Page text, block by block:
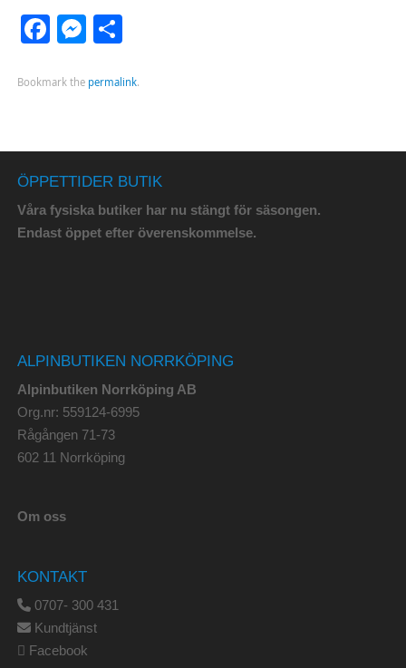
Facebook
Messenger
Dela
Bookmark the permalink.
ÖPPETTIDER BUTIK
Våra fysiska butiker har nu stängt för säsongen.
Endast öppet efter överenskommelse.
ALPINBUTIKEN NORRKÖPING
Alpinbutiken Norrköping AB
Org.nr: 559124-6995
Rågången 71-73
602 11 Norrköping
Om oss
KONTAKT
0707- 300 431
Kundtjänst
Facebook